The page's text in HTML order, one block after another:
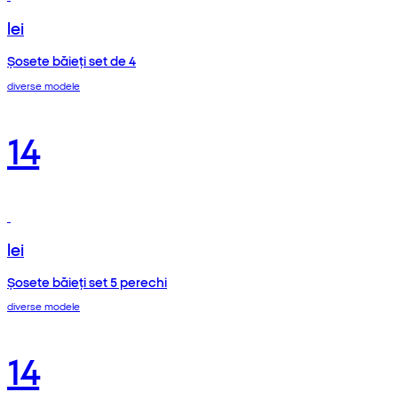
lei
Șosete băieți set de 4
diverse modele
14
lei
Șosete băieți set 5 perechi
diverse modele
14